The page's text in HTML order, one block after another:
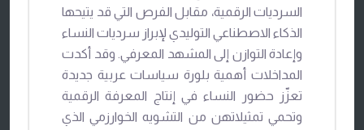
السرديات الرقمية، مقابل الفرص التي قد يتيحها
الذكاء الاصطناعي التوليدي لإبراز سرديات النساء
وإعادة التوازن إلى المشهد المعرفي. وقد أكدت
المداخلات أهمية بلورة سياسات عربية جديدة
تعزّز حضور النساء في إنتاج المعرفة الرقمية
وتحمي تمثيلاتهن من التشويه الخوارزمي الذي